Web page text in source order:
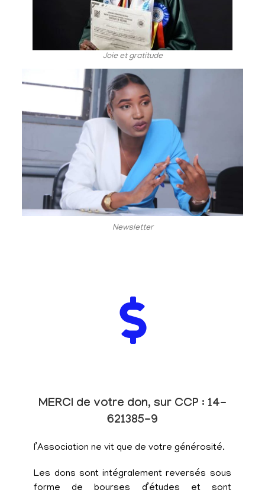
Joie et gratitude
Newsletter
MERCI de votre don, sur CCP : 14-
621385-9
l’Association ne vit que de votre générosité.
Les dons sont intégralement reversés sous
forme de bourses d’études et sont